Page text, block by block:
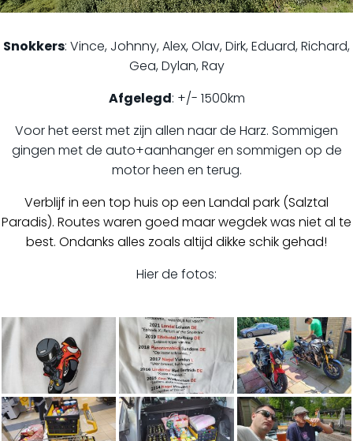
Snokkers: Vince, Johnny, Alex, Olav, Dirk, Eduard, Richard,
Gea, Dylan, Ray
Afgelegd: +/- 1500km
Voor het eerst met zijn allen naar de Harz. Sommigen
gingen met de auto+aanhanger en sommigen op de
motor heen en terug.
Verblijf in een top huis op een Landal park (Salztal
Paradis). Routes waren goed maar wegdek was niet al te
best. Ondanks alles zoals altijd dikke schik gehad!
Hier de fotos: